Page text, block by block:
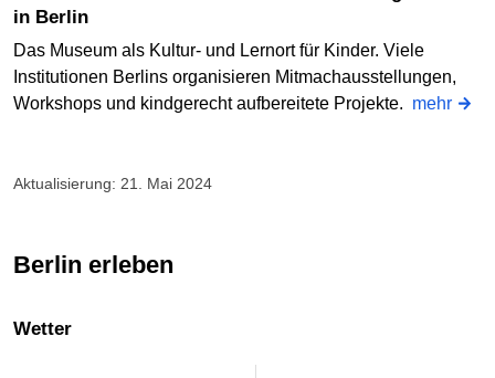
in Berlin
Das Museum als Kultur- und Lernort für Kinder. Viele
Institutionen Berlins organisieren Mitmachausstellungen,
Workshops und kindgerecht aufbereitete Projekte. mehr
Aktualisierung: 21. Mai 2024
Berlin erleben
Wetter